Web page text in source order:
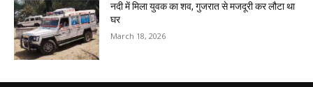
नदी में मिला युवक का शव, गुजरात से मजदूरी कर लौटा था
घर
March 18, 2026